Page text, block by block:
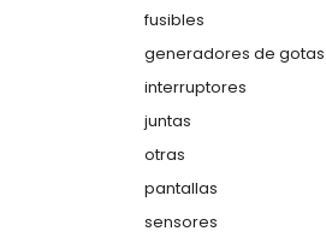
fusibles
generadores de gotas
interruptores
juntas
otras
pantallas
sensores